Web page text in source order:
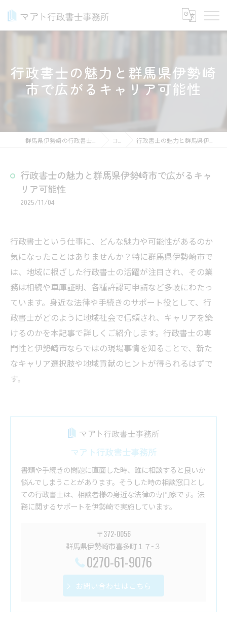
行政書士の魅力と群馬県伊勢崎
市で広がるキャリア可能性
コラム 行政書士の魅力と群馬県伊勢崎市で広がるキャリア可能性
行政書士の魅力と群馬県伊勢崎市で広がるキャ
リア可能性
2025/11/04
行政書士という仕事に、どんな魅力や可能性があるのか
気になったことはありませんか？特に群馬県伊勢崎市で
は、地域に根ざした行政書士の活躍が注目され、その業
務は相続や車庫証明、各種許認可申請など多岐にわたっ
ています。身近な法律や手続きのサポート役として、行
政書士がどのように地域社会で信頼され、キャリアを築
けるのかを本記事で詳しくご紹介します。行政書士の専
門性と伊勢崎市ならではの現場事情を知ることで、新た
なキャリア選択肢や地域貢献のヒントが得られるはずで
す。
マアト行政書士事務所
書類や手続きの問題に直面した時、誰に相談すると良いか
悩んでしまうことがあります。そうした時の相談窓口とし
ての行政書士は、相談者様の身近な法律の専門家です。法
務に関するサポートを伊勢崎で実施しています。
〒372-0056
群馬県伊勢崎市喜多町１７−３
0270-61-9076
お問い合わせはこちら